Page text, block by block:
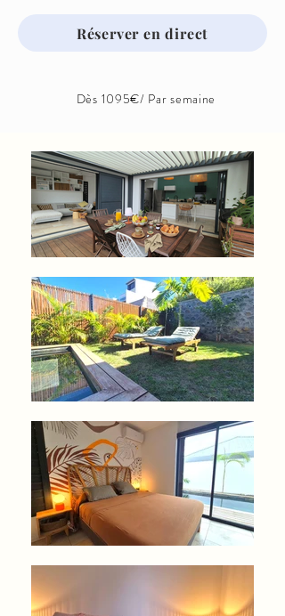
Réserver en direct
Dès 1095€/ Par semaine